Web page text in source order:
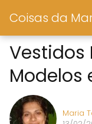
Coisas da
Vestidos
Modelos
Maria